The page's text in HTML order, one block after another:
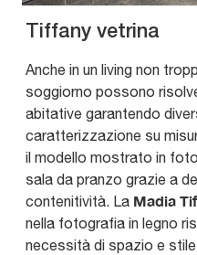
Tiffany vetrina
Anche in un living non
soggiorno possono
abitative garantendo
caratterizzazione su
il modello mostrato in
sala da pranzo grazie a
contenitività. La Madia
nella fotografia in legno
necessità di spazio e